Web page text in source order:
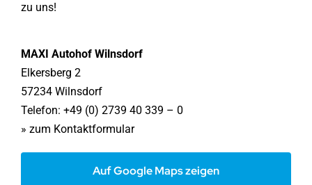
zu uns!
MAXI Autohof Wilnsdorf
Elkersberg 2
57234 Wilnsdorf
Telefon: +49 (0) 2739 40 339 – 0
» zum Kontaktformular
Auf Google Maps zeigen